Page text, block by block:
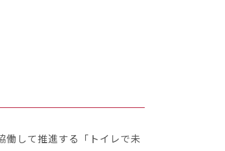
して推進する「トイレで未